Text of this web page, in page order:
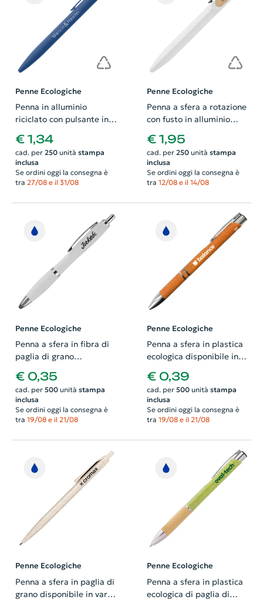
Penne Ecologiche
Penna in alluminio
riciclato con pulsante in
€ 1,34
cad. per 250unità stampa
inclusa
Se ordini oggi la consegna è
tra 27/08 e il 31/08
Penne Ecologiche
Penna a sfera a rotazione
con fusto in alluminio
bambù refill blu
€ 1,95
cad. per 250unità stampa
inclusa
Se ordini oggi la consegna è
tra 12/08 e il 14/08
Penne Ecologiche
Penna a sfera in fibra di
paglia di grano
disponible in vari colori e
finiture cromate con
meccanismo a scatto e
refill blu
€ 0,35
cad. per 500unità stampa
inclusa
Se ordini oggi la consegna è
tra 19/08 e il 21/08
Penne Ecologiche
Penna a sfera in plastica
ecologica disponibile in
vari colori con parti
mettalicche e con
meccanismo a scatto e
refill blu
€ 0,39
cad. per 500unità stampa
inclusa
Se ordini oggi la consegna è
tra 19/08 e il 21/08
Penne Ecologiche
Penna a sfera in paglia di
grano disponibile in vari
Penne Ecologiche
Penna a sfera in plastica
ecologica di paglia di